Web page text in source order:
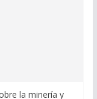
la minería y